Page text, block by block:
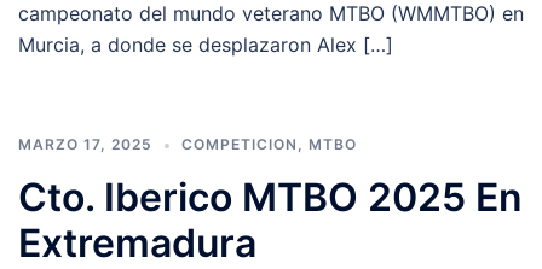
campeonato del mundo veterano MTBO (WMMTBO) en
Murcia, a donde se desplazaron Alex […]
MARZO 17, 2025 COMPETICION , MTBO
Cto. Iberico MTBO 2025 En
Extremadura